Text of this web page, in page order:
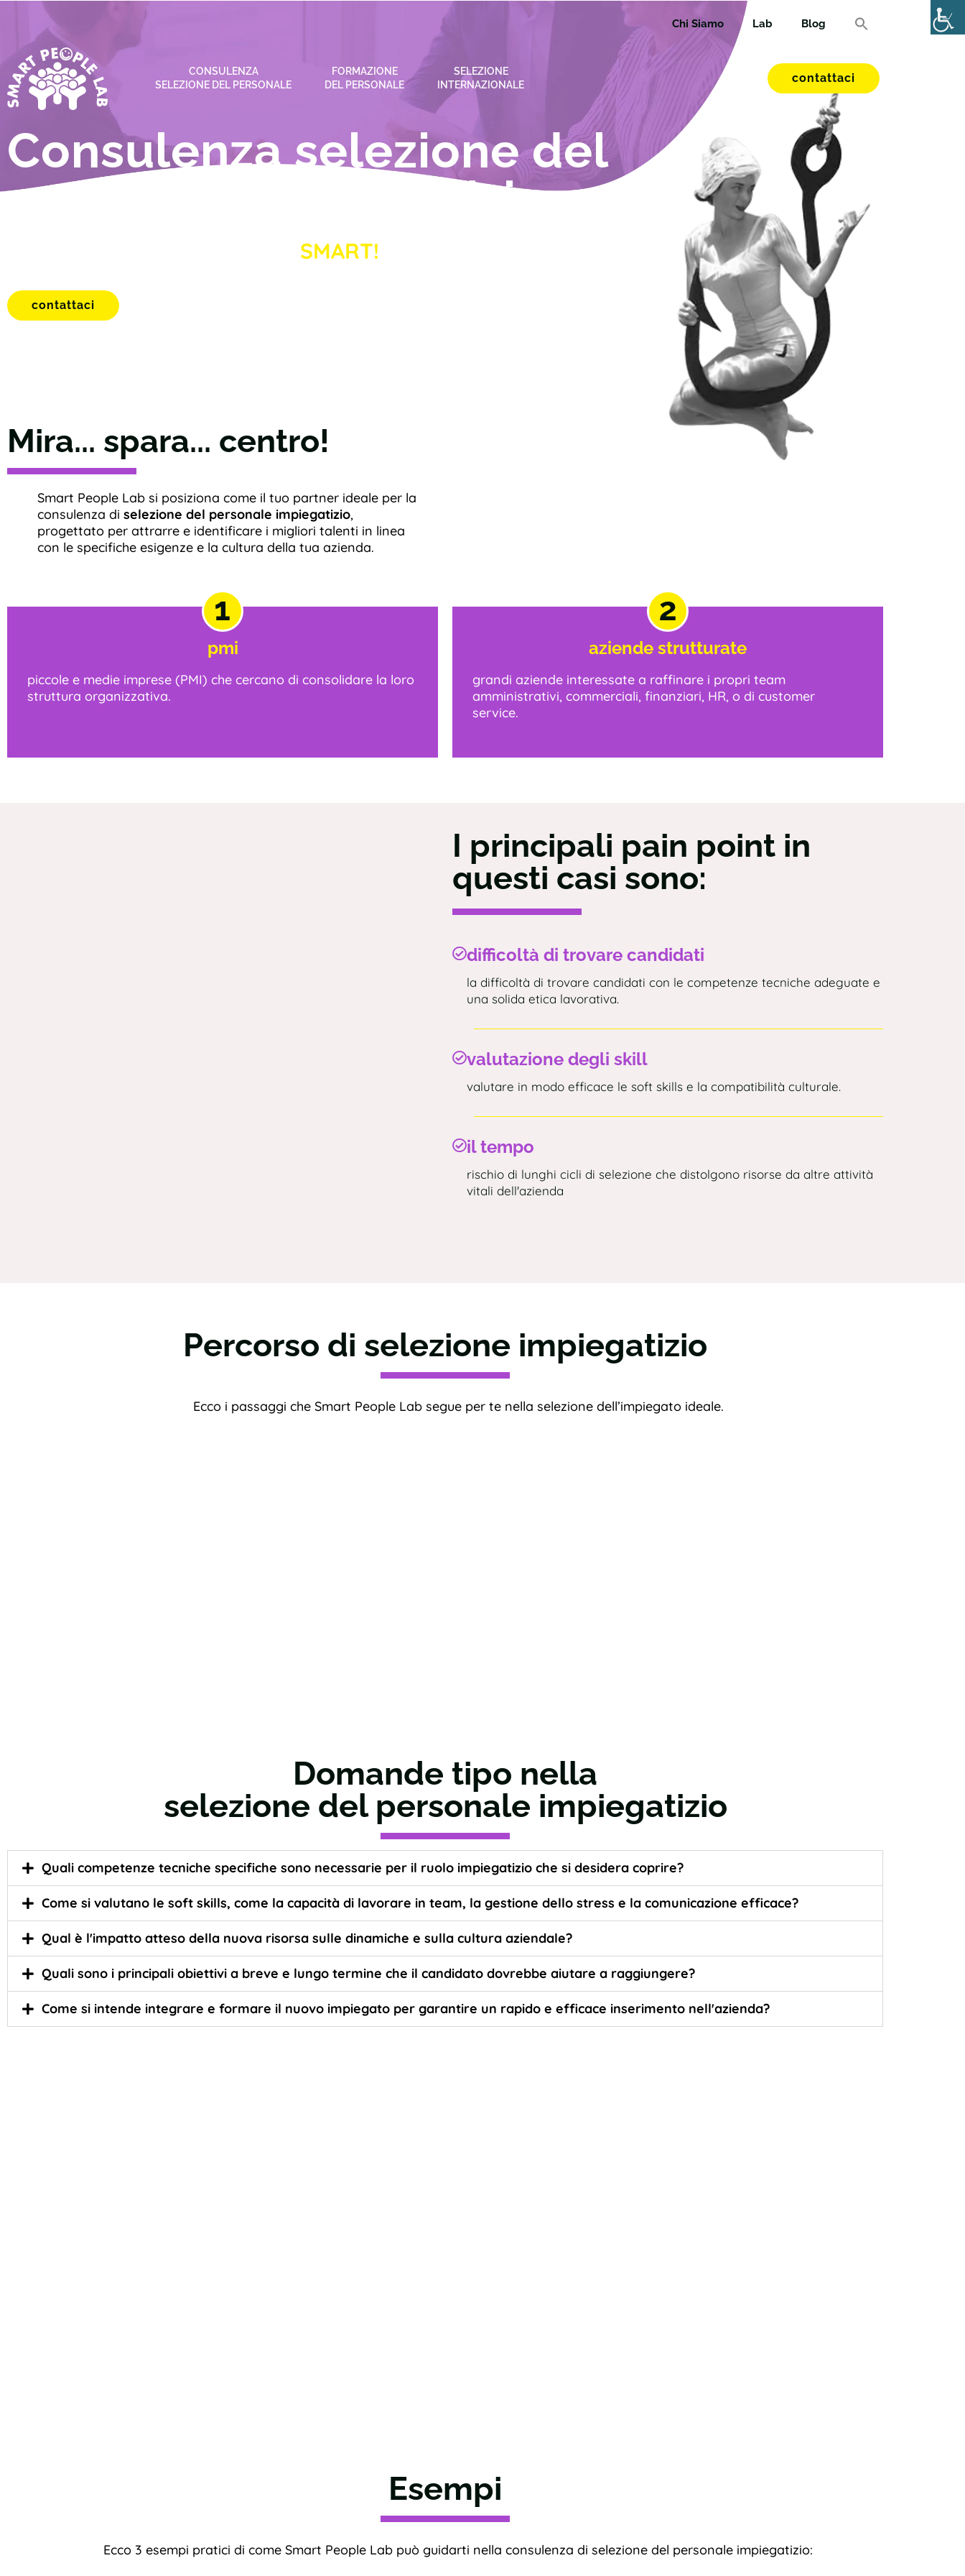
Chi Siamo Lab Blog
CONSULENZA
SELEZIONE DEL PERSONALE
FORMAZIONE
DEL PERSONALE
SELEZIONE
INTERNAZIONALE
contattaci
Consulenza selezione del
personale impiegatizio
SMART!
contattaci
Mira... spara... centro!
Smart People Lab si posiziona come il tuo partner ideale per la
consulenza di selezione del personale impiegatizio,
progettato per attrarre e identificare i migliori talenti in linea
con le specifiche esigenze e la cultura della tua azienda.
pmi
piccole e medie imprese (PMI) che cercano di consolidare la loro
struttura organizzativa.
aziende strutturate
grandi aziende interessate a raffinare i propri team
amministrativi, commerciali, finanziari, HR, o di customer
service.
I principali pain point in
questi casi sono:
difficoltà di trovare candidati
la difficoltà di trovare candidati con le competenze tecniche adeguate e
una solida etica lavorativa.
valutazione degli skill
valutare in modo efficace le soft skills e la compatibilità culturale.
il tempo
rischio di lunghi cicli di selezione che distolgono risorse da altre attività
vitali dell'azienda
Percorso di selezione impiegatizio
Ecco i passaggi che Smart People Lab segue per te nella selezione dell’impiegato ideale.
Domande tipo nella
selezione del personale impiegatizio
Quali competenze tecniche specifiche sono necessarie per il ruolo impiegatizio che si desidera coprire?
Come si valutano le soft skills, come la capacità di lavorare in team, la gestione dello stress e la comunicazione efficace?
Qual è l'impatto atteso della nuova risorsa sulle dinamiche e sulla cultura aziendale?
Quali sono i principali obiettivi a breve e lungo termine che il candidato dovrebbe aiutare a raggiungere?
Come si intende integrare e formare il nuovo impiegato per garantire un rapido e efficace inserimento nell'azienda?
Esempi
Ecco 3 esempi pratici di come Smart People Lab può guidarti nella consulenza di selezione del personale impiegatizio: